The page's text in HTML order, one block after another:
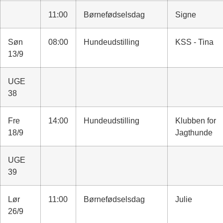
11:00 Børnefødselsdag Signe
Søn
13/9
08:00 Hundeudstilling KSS - Tina
UGE
38
Fre
18/9
14:00 Hundeudstilling
Klubben for
Jagthunde
UGE
39
Lør
26/9
11:00 Børnefødselsdag Julie